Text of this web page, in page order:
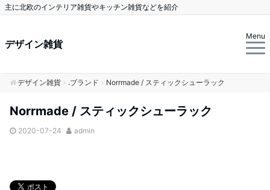
主に北欧のインテリア雑貨やキッチン雑貨などを紹介
デザイン雑貨
Menu
デザイン雑貨 .ブランド Norrmade / スティックシューラック
Norrmade / スティックシューラック
2020-07-24 admin